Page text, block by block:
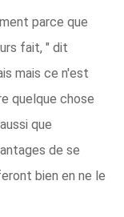
parce que
fait, " dit
mais ce n'est
quelque chose
que
de se
bien en ne le